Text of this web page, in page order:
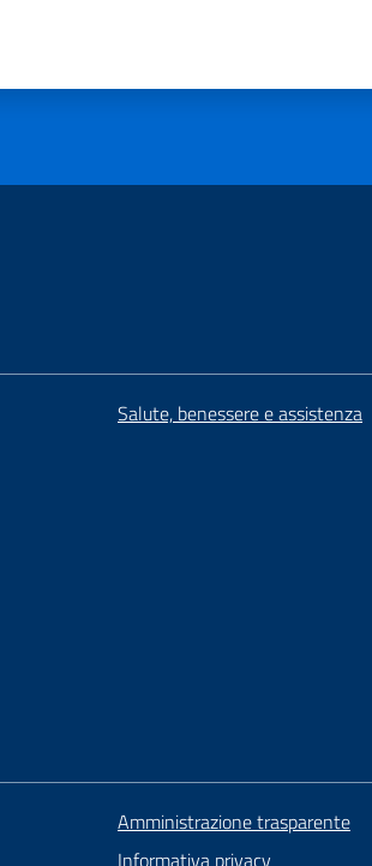
Salute, benessere e assistenza
Amministrazione trasparente
Informativa privacy